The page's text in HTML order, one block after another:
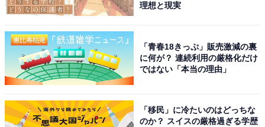
理想と現実
「青春18きっぷ」販売激減の裏
に何が？ 連続利用の厳格化だけ
ではない「本当の理由」
「移民」に冷たいのはどっちな
のか？ スイスの厳格過ぎる学歴